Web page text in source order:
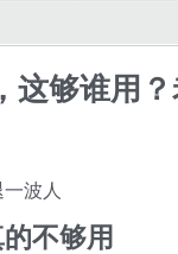
这够谁用
波人
不够用